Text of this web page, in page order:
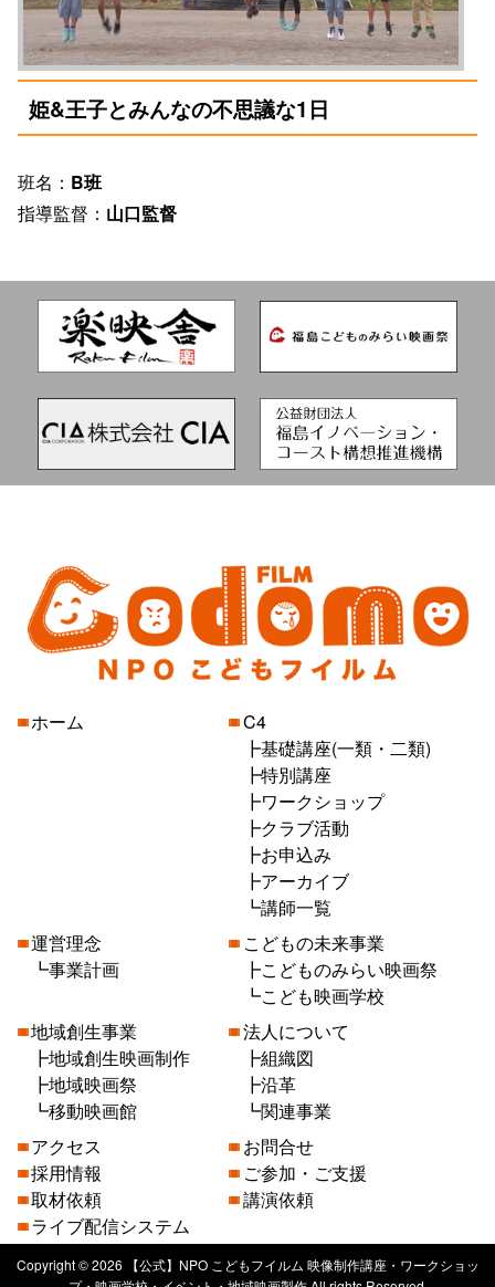
姫&王子とみんなの不思議な1日
班名： B班
指導監督： 山口監督
ホーム
C4
基礎講座(一類・二類)
特別講座
ワークショップ
クラブ活動
お申込み
アーカイブ
講師一覧
運営理念
事業計画
こどもの未来事業
こどものみらい映画祭
こども映画学校
地域創生事業
地域創生映画制作
地域映画祭
移動映画館
法人について
組織図
沿革
関連事業
アクセス
お問合せ
採用情報
ご参加・ご支援
取材依頼
講演依頼
ライブ配信システム
Copyright © 2026 【公式】NPO こどもフイルム 映像制作講座・ワークショッ